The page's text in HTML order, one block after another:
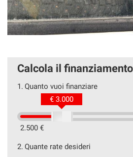
Calcola il finanziamento
1. Quanto vuoi finanziare
2.500 €
€ 3.000
2. Quante rate desideri